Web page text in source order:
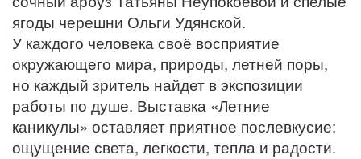
ягоды черешни Ольги Удянской.
У каждого человека своё восприятие
окружающего мира, природы, летней поры,
но каждый зритель найдет в экспозиции
работы по душе. Выставка «Летние
каникулы» оставляет приятное послевкусие:
ощущение света, легкости, тепла и радости.